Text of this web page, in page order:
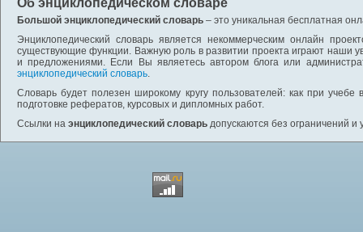
Об энциклопедическом словаре
Большой энциклопедический словарь – это уникальная бесплатная
Энциклопедический словарь является некоммерческим онлайн
существующие функции. Важную роль в развитии проекта играют наши
и предложениями. Если Вы являетесь автором блога или
энциклопедический словарь.
Словарь будет полезен широкому кругу пользователей: как при
подготовке рефератов, курсовых и дипломных работ.
Ссылки на энциклопедический словарь допускаются без ограничений и